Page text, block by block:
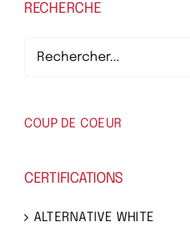
RECHERCHE
COUP DE COEUR
CERTIFICATIONS
ALTERNATIVE WHITE